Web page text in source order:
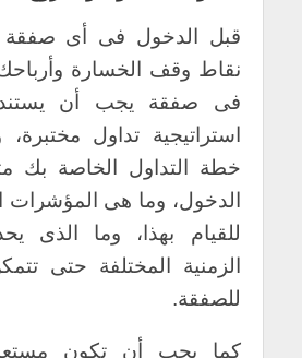
قبل الدخول فى أى
نقاط وقف الخسارة
فى صفقة يجب أن
استراتيجية تداول
خطة التداول الخاصة بك
الدخول، وما هى المؤشرات
للقيام بهذا، وما الذى
الزمنية المختلفة حتى
للصفقة.
كما يجب أن تكون